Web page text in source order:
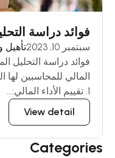
فوائد دراسة
سبتمبر 10, 2023
فوائد دراسة التحليل
المالي للمحاسبين لها
1. تقييم الأداء المالي:...
View detail
Categories